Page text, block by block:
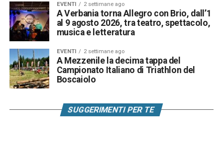
EVENTI 2 settimane ago
A Verbania torna Allegro con Brio, dall’1
al 9 agosto 2026, tra teatro, spettacolo,
musica e letteratura
EVENTI 2 settimane ago
A Mezzenile la decima tappa del
Campionato Italiano di Triathlon del
Boscaiolo
SUGGERIMENTI PER TE